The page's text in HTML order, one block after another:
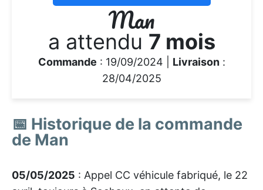
Man
a attendu 7 mois
Commande : 19/09/2024 | Livraison:
28/04/2025
📅 Historique de la commande
de Man
05/05/2025 : Appel CC véhicule fabriqué, le 22